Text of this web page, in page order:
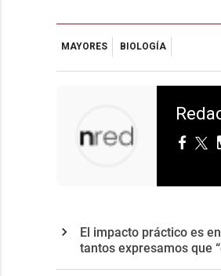
MAYORES BIOLOGÍA
El impacto práctico es
tantos expresamos que